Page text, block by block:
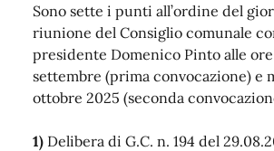
Sono sette i punti all’ordine del
riunione del Consiglio comunale
presidente Domenico Pinto alle
settembre (prima convocazione) e
ottobre 2025 (seconda
1) Delibera di G.C. n. 194 del